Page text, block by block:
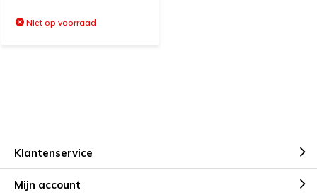
Niet op voorraad
Klantenservice
Mijn account